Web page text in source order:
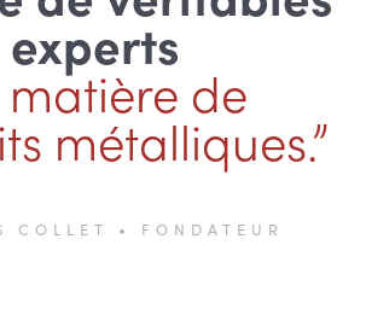
experts
de
métalliques.”
COLLET • FONDATEUR